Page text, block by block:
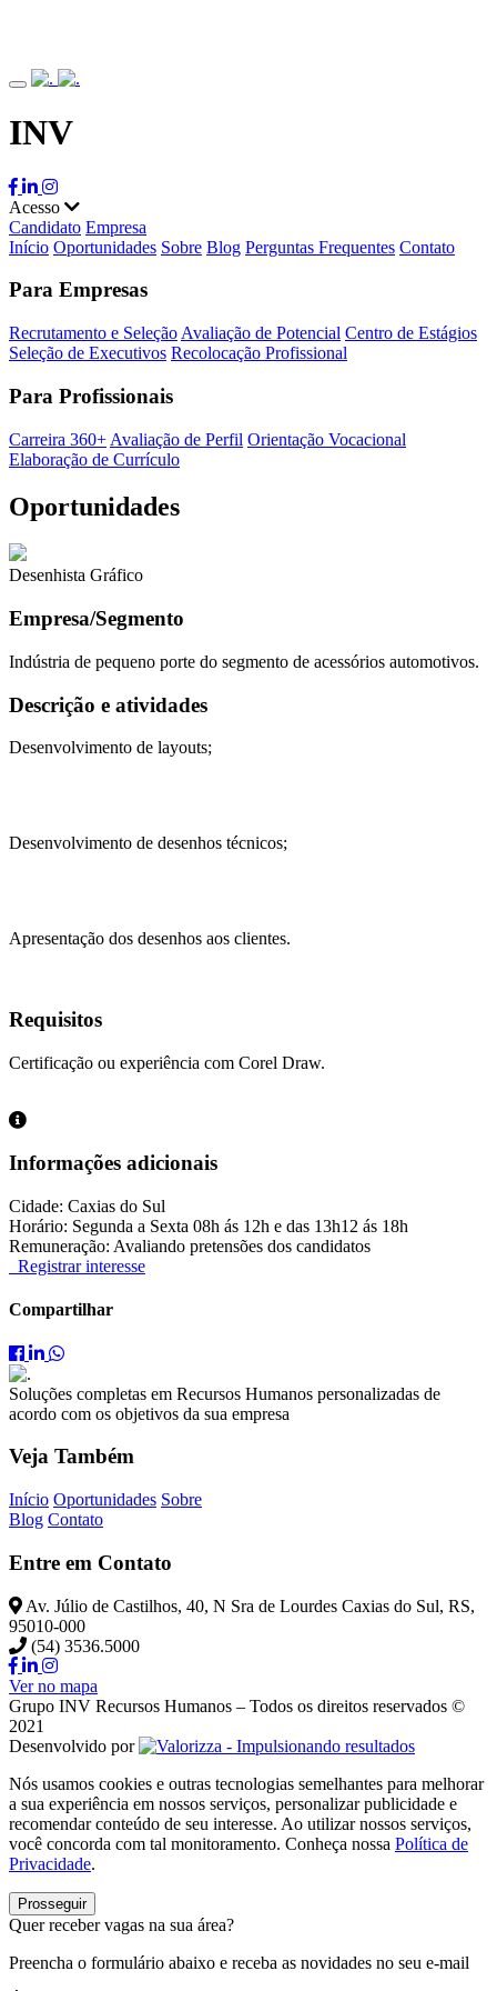
INV
Acesso
Candidato Empresa
Início Oportunidades Sobre Blog Perguntas Frequentes Contato
Para Empresas
Recrutamento e Seleção Avaliação de Potencial Centro de Estágios
Seleção de Executivos Recolocação Profissional
Para Profissionais
Carreira 360+ Avaliação de Perfil Orientação Vocacional
Elaboração de Currículo
Oportunidades
Desenhista Gráfico
Empresa/Segmento
Indústria de pequeno porte do segmento de acessórios automotivos.
Descrição e atividades
Desenvolvimento de layouts;
Desenvolvimento de desenhos técnicos;
Apresentação dos desenhos aos clientes.
Requisitos
Certificação ou experiência com Corel Draw.
Informações adicionais
Cidade: Caxias do Sul
Horário: Segunda a Sexta 08h ás 12h e das 13h12 ás 18h
Remuneração: Avaliando pretensões dos candidatos
Registrar interesse
Compartilhar
Compartilhar
Gráfico
no
Compartilhar
Gráfico
no
Compartilhar
Gráfico
no
Soluções completas em Recursos Humanos personalizadas de
acordo com os objetivos da sua empresa
Veja Também
Início Oportunidades Sobre
Blog Contato
Entre em Contato
Av. Júlio de Castilhos, 40, N Sra de Lourdes Caxias do Sul, RS,
95010-000
(54) 3536.5000
Ver no mapa
Grupo INV Recursos Humanos – Todos os direitos reservados ©
2021
Desenvolvido por
Nós usamos cookies e outras tecnologias semelhantes para melhorar
a sua experiência em nossos serviços, personalizar publicidade e
recomendar conteúdo de seu interesse. Ao utilizar nossos serviços,
você concorda com tal monitoramento. Conheça nossa Política de
Privacidade.
Prosseguir
Quer receber vagas na sua área?
Preencha o formulário abaixo e receba as novidades no seu e-mail